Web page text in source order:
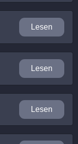
Lesen
Lesen
Lesen